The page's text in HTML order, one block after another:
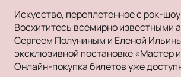
Искусство, переплетенное с рок-
Восхититесь всемирно известными
Сергеем Полуниным и Еленой
эксклюзивной постановке «Мастер
Онлайн-покупка билетов уже